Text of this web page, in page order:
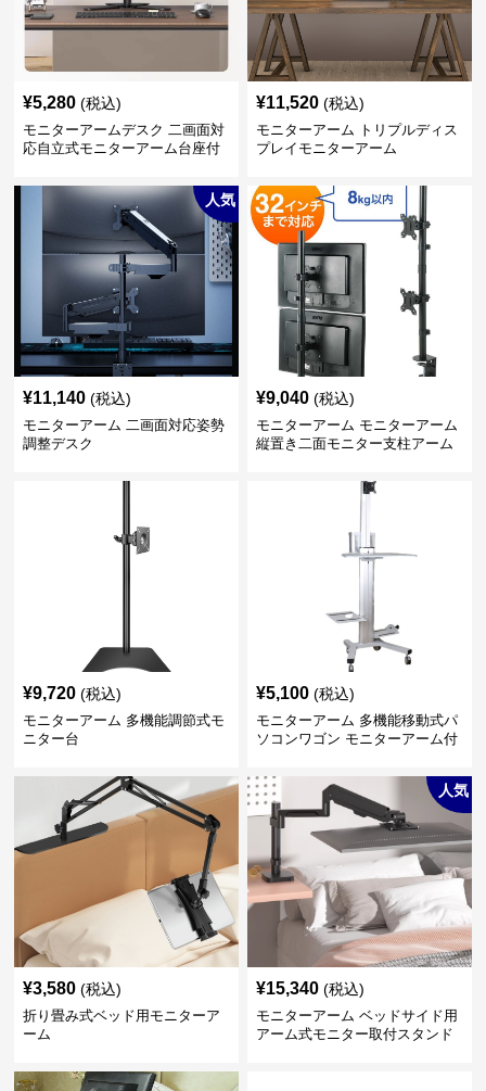
¥5,280 (税込)
モニターアームデスク 二画面対
応自立式モニターアーム台座付
¥11,520 (税込)
モニターアーム トリプルディス
プレイモニターアーム
人気
¥11,140 (税込)
モニターアーム 二画面対応姿勢
調整デスク
¥9,040 (税込)
モニターアーム モニターアーム
縦置き二面モニター支柱アーム
¥9,720 (税込)
モニターアーム 多機能調節式モ
ニター台
¥5,100 (税込)
モニターアーム 多機能移動式パ
ソコンワゴン モニターアーム付
¥3,580 (税込)
折り畳み式ベッド用モニターア
ーム
人気
¥15,340 (税込)
モニターアーム ベッドサイド用
アーム式モニター取付スタンド